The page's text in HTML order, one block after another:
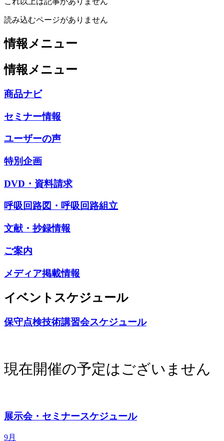
読み込むページがありません
情報メニュー
情報メニュー
商品ナビ
セミナー情報
ユーザーの声
特別企画
DVD・資料請求
呼吸回路図・呼吸回路組立
文献・抄録情報
ご案内
メディア掲載情報
イベントスケジュール
保守点検技術講習会スケジュール
現在開催の予定はございません
展示会・セミナースケジュール
9月